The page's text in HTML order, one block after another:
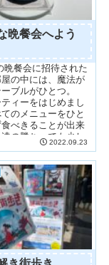
晩餐会へよう
晩餐会に招待された
の中には、魔法が
ブルがひとつ。
ティーをはじめまし
のメニューをひと
べきることが出来
の勝ち。でも少し
ら、魔法でネズミに
2022.09.23